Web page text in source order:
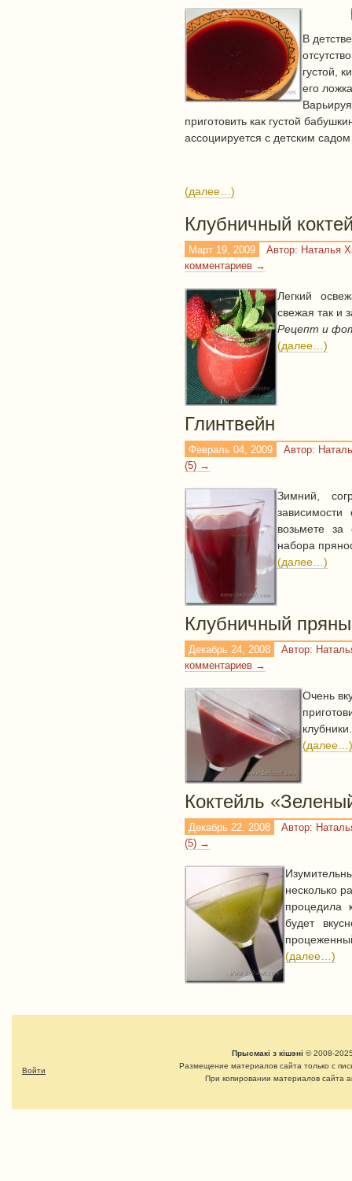
В
густой,
его
приготовить как густой
ассоциируется с детским
(далее…)
Клубничный
Март 19, 2009
Автор: Наталья
комментариев →
Легкий
свежая так и
Рецепт и
(далее…)
Глинтвейн
Февраль 04, 2009
Автор:
(5) →
Зимний,
возьмете
набора
(далее…)
Клубничный
Декабрь 24, 2008
Автор:
комментариев →
Очень
клубники.
(далее…)
Коктейль
Декабрь 22, 2008
Автор:
(5) →
несколько
процедила
будет
(далее…)
Войти
Прысмакі з кішэні © 2008-
Размещение материалов сайта только с
При копировании материалов сайта